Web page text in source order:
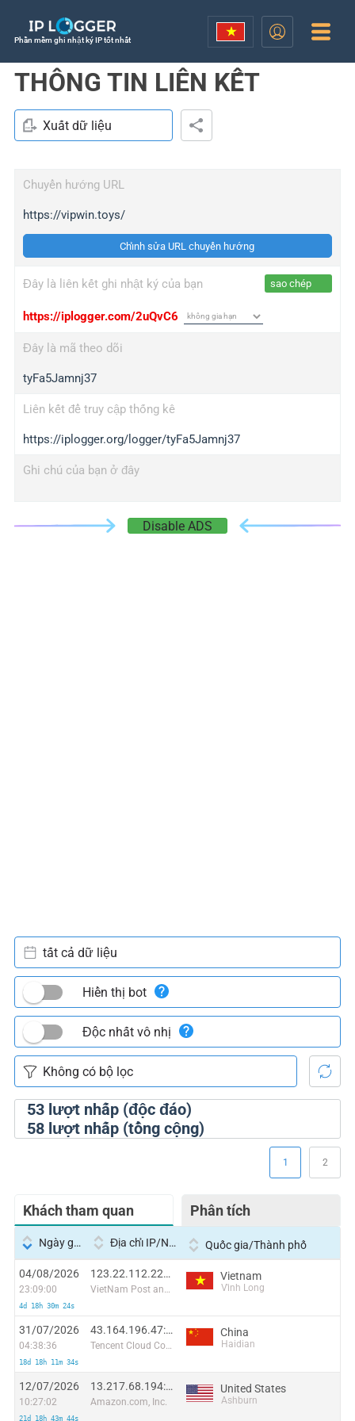
Phần mềm ghi nhật ký IP tốt nhất
THÔNG TIN LIÊN KẾT
Xuất dữ liệu
Chuyển hướng URL
https://vipwin.toys/
Chỉnh sửa URL chuyển hướng
Đây là liên kết ghi nhật ký của bạn sao chép
https://iplogger.com/2uQvC6
Đây là mã theo dõi
tyFa5Jamnj37
Liên kết để truy cập thống kê
https://iplogger.org/logger/tyFa5Jamnj37
Ghi chú của bạn ở đây
Disable ADS
53lượt nhấp (độc đáo)
58lượt nhấp (tổng cộng)
tất cả dữ liệu
Hiển thị bot
Độc nhất vô nhị
Khách tham quan Phân tích
1 2
Ngày giờ Địa chỉ IP/Nhà cung cấp dịch vụ Quốc gia/Thành phố
04/08/2026
23:09:00
4d 18h 30m 24s
123.22.112.227:49714
VietNam Post and Telecom Corporation
Vietnam
Vĩnh Long
31/07/2026
04:38:36
18d 18h 11m 34s
43.164.196.47:44866
Tencent Cloud Computing (Beijing) Co
China
Haidian
12/07/2026
10:27:02
21d 18h 43m 44s
13.217.68.194:49130
Amazon.com, Inc.
United States
Ashburn